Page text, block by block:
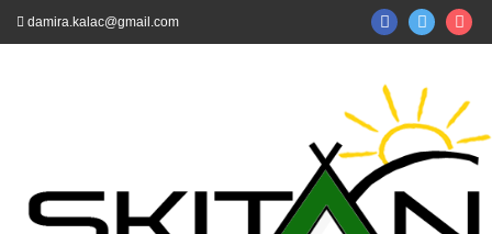
damira.kalac@gmail.com FB TW